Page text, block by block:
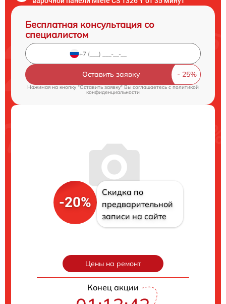
Бесплатная консультация со
специалистом
Оставить заявку
Нажимая на кнопку "Оставить заявку" Вы соглашаетесь cполитикой
конфиденциальности
-20%
Скидка по
предварительной
записи на сайте
Цены на ремонт
Конец акции